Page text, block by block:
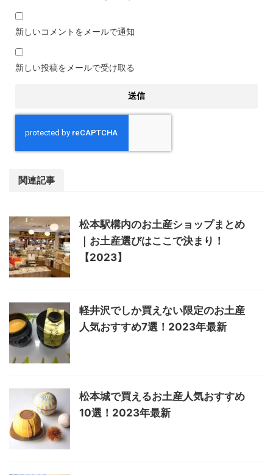
新しいコメントをメールで通知
新しい投稿をメールで受け取る
関連記事
松本駅構内のお土産ショップまとめ
｜お土産選びはここで決まり！
【2023】
軽井沢でしか買えない限定のお土産
人気おすすめ7選！2023年最新
松本城で買えるお土産人気おすすめ
10選！2023年最新